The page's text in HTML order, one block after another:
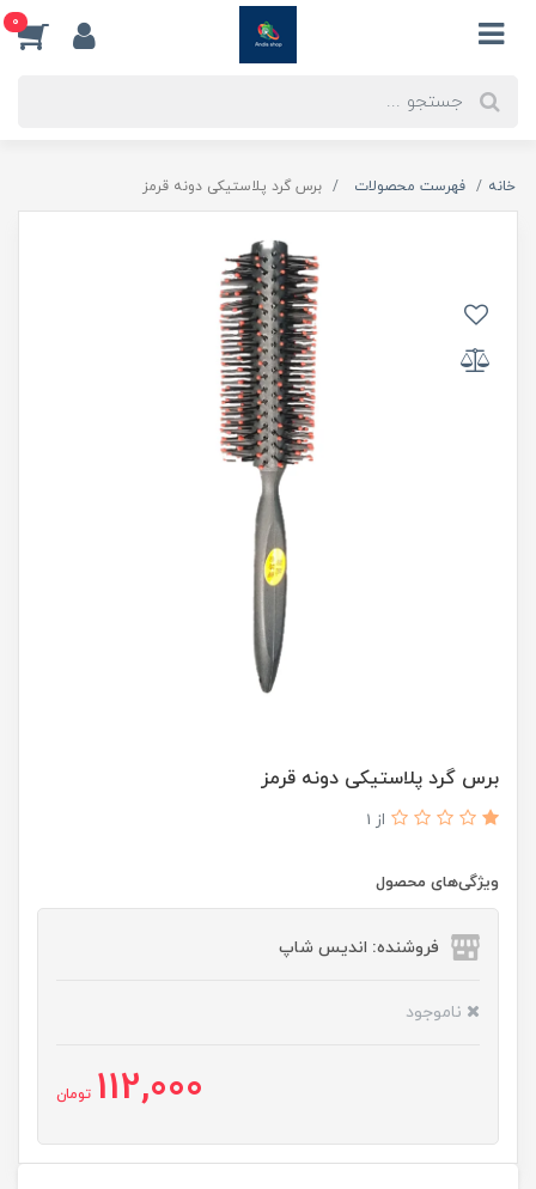
0
خانه فهرست محصولات برس گرد پلاستیکی دونه قرمز
برس گرد پلاستیکی دونه قرمز
از 1
ویژگی‌های محصول
فروشنده: اندیس شاپ
ناموجود
112,000 تومان